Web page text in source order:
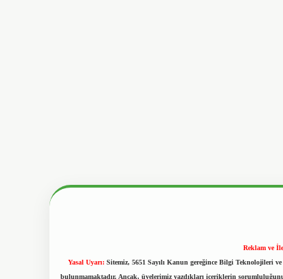
Reklam ve
Yasal Uyarı: Sitemiz, 5651 Sayılı Kanun gereğince Bilgi Teknolojileri
bulunmamaktadır. Ancak, üyelerimiz yazdıkları içeriklerin